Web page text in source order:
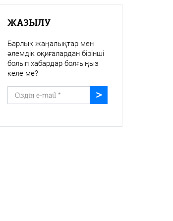
ЖАЗЫЛУ
Барлық жаңалықтар мен
әлемдік оқиғалардан бірінші
болып хабардар болғыңыз
келе ме?